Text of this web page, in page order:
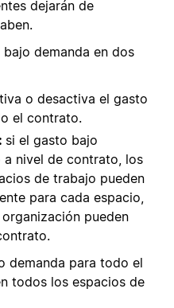
dejarán de
demanda en dos
o desactiva el gasto
el contrato.
si el gasto bajo
nivel de contrato, los
de trabajo pueden
para cada espacio,
pueden
demanda para todo el
todos los espacios de